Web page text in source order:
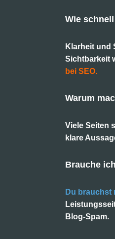
Wie
Klarheit und
Sichtbarkeit
bei SEO.
Warum
Viele Seiten
klare
Brauche
Du brauchst
Blog-Spam.